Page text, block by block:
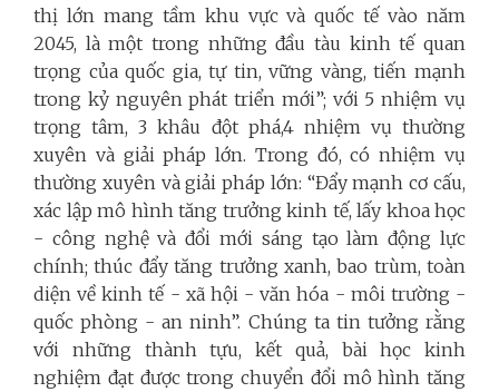
thị lớn mang tầm khu vực và quốc tế vào năm
2045, là một trong những đầu tàu kinh tế quan
trọng của quốc gia, tự tin, vững vàng, tiến mạnh
trong kỷ nguyên phát triển mới”; với 5 nhiệm vụ
trọng tâm, 3 khâu đột phá,4 nhiệm vụ thường
xuyên và giải pháp lớn. Trong đó, có nhiệm vụ
thường xuyên và giải pháp lớn: “Đẩy mạnh cơ cấu,
xác lập mô hình tăng trưởng kinh tế, lấy khoa học
- công nghệ và đổi mới sáng tạo làm động lực
chính; thúc đẩy tăng trưởng xanh, bao trùm, toàn
diện về kinh tế - xã hội - văn hóa - môi trường -
quốc phòng - an ninh”. Chúng ta tin tưởng rằng
với những thành tựu, kết quả, bài học kinh
nghiệm đạt được trong chuyển đổi mô hình tăng